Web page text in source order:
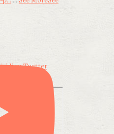
su Twitter